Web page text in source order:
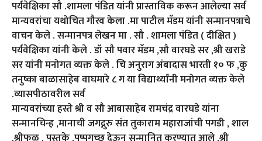
पर्यवेक्षिका सौ .शामला पंडित यांनी प्रास्ताविक करून आलेल्या सर्व
मान्यवरांचा यथोचित गौरव केला .मा पाटील मॅडम यांनी सन्मानपत्राचे
वाचन केले . सन्मानपत्र लेखन मा . सौ . शामला पंडित ( दीक्षित )
पर्यवेक्षिका यांनी केले . डॉ सौ पवार मॅडम ,सौ वारघडे सर ,श्री खराडे
सर यांनी मनोगत व्यक्त केले . चि अनुराग अंबादास भारती १० फ ,कु
तनुष्का बाळासाहेब वाघमारे ८ ग या विद्यार्थ्यांनी मनोगत व्यक्त केले
.व्यासपीठावरील सर्व
मान्यवरांच्या हस्ते श्री व सौ आबासाहेब रामचंद्र वारघडे यांना
सन्मानचिन्ह ,मानाची जगद्गुरु संत तुकाराम महाराजांची पगडी , शाल